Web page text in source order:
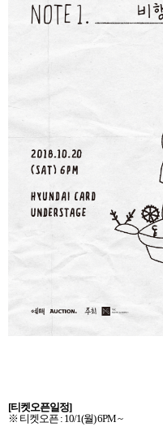
[티켓오픈일정]
※ 티켓오픈 : 10/1(월) 6PM ~